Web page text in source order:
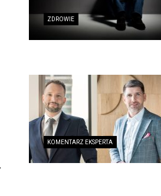
ZDROWIE
KOMENTARZ EKSPERTA